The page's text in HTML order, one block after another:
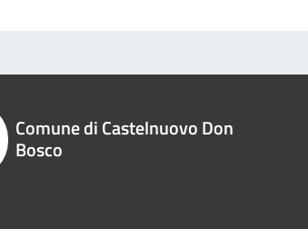
Comune di Castelnuovo Don
Bosco